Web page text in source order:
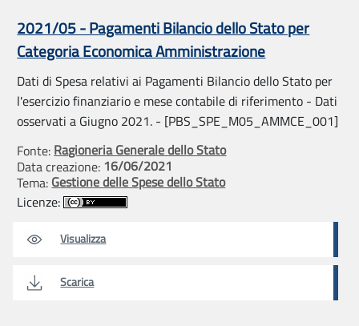
2021/05 - Pagamenti Bilancio dello Stato per
Categoria Economica Amministrazione
Dati di Spesa relativi ai Pagamenti Bilancio dello Stato per
l'esercizio finanziario e mese contabile di riferimento - Dati
osservati a Giugno 2021. - [PBS_SPE_M05_AMMCE_001]
Fonte: Ragioneria Generale dello Stato
Data creazione: 16/06/2021
Tema: Gestione delle Spese dello Stato
Licenze:
Visualizza
Scarica